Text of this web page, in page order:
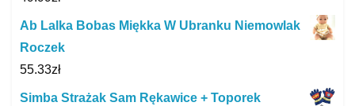
Ab Lalka Bobas Miękka W Ubranku Niemowlak
Roczek
55.33zł
Simba Strażak Sam Rękawice + Toporek